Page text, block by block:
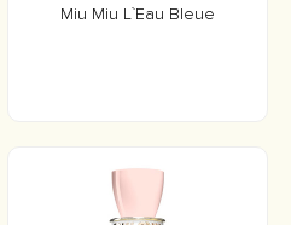
Miu Miu L`Eau Bleue